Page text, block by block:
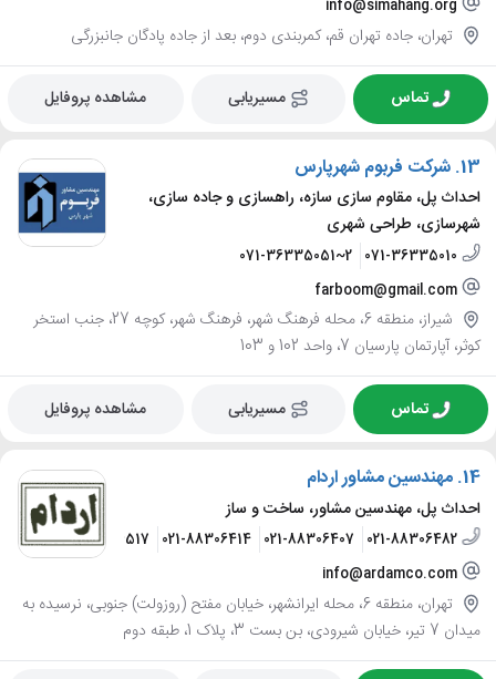
info@simahang.org
تهران، جاده تهران قم، کمربندی دوم، بعد از جاده پادگان جانبزرگی
تماس مسیریابی مشاهده پروفایل
13. شرکت فربوم شهرپارس
احداث پل، مقاوم سازی سازه، راهسازی و جاده سازی،
شهرسازی، طراحی شهری
071-36335010
071-36335051~2
farboom@gmail.com
شیراز، منطقه 6، محله فرهنگ شهر، فرهنگ شهر، کوچه 27، جنب استخر
کوثر، آپارتمان پارسیان 7، واحد 102 و 103
تماس مسیریابی مشاهده پروفایل
14. مهندسین مشاور اردام
احداث پل، مهندسین مشاور، ساخت و ساز
021-88306482
021-88306407
021-88306414
021-88306517
info@ardamco.com
تهران، منطقه 6، محله ایرانشهر، خیابان مفتح (روزولت) جنوبی، نرسیده به
میدان 7 تیر، خیابان شیرودی، بن بست 3، پلاک 1، طبقه دوم